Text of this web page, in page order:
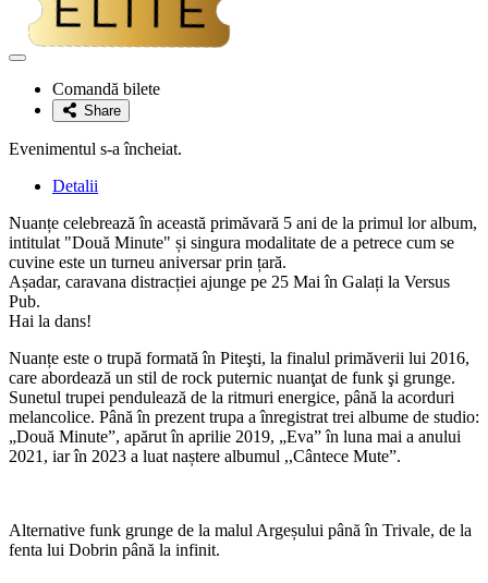
Adaugă
favoriteComandă bilete
Share
Evenimentul s-a încheiat.
Detalii
Nuanțe celebrează în această primăvară 5 ani de la primul lor album,
intitulat "Două Minute" și singura modalitate de a petrece cum se
cuvine este un turneu aniversar prin țară.
Așadar, caravana distracției ajunge pe 25 Mai în Galați la Versus
Pub.
Hai la dans!
Nuanțe este o trupă formată în Piteşti, la finalul primăverii lui 2016,
care abordează un stil de rock puternic nuanţat de funk şi grunge.
Sunetul trupei pendulează de la ritmuri energice, până la acorduri
melancolice. Până în prezent trupa a înregistrat trei albume de studio:
„Două Minute”, apărut în aprilie 2019, „Eva” în luna mai a anului
2021, iar în 2023 a luat naștere albumul ,,Cântece Mute”.
Alternative funk grunge de la malul Argeșului până în Trivale, de la
fenta lui Dobrin până la infinit.